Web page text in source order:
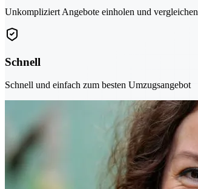
Unkompliziert Angebote einholen und vergleichen
Schnell
Schnell und einfach zum besten Umzugsangebot